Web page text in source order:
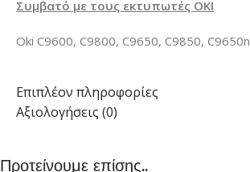
Συμβατό με τους εκτυπωτές OKI
Oki C9600, C9800, C9650, C9850, C9650n
Επιπλέον πληροφορίες
Αξιολογήσεις (0)
Προτείνουμε επίσης..